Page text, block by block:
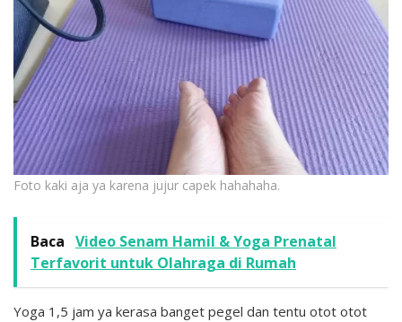
Foto kaki aja ya karena jujur capek hahahaha.
Baca Video Senam Hamil & Yoga Prenatal
Terfavorit untuk Olahraga di Rumah
Yoga 1,5 jam ya kerasa banget pegel dan tentu otot otot